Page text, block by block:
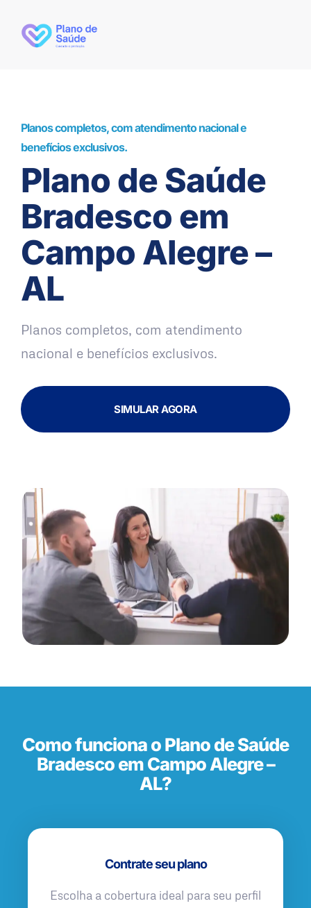
Planos completos, com atendimento nacional e
benefícios exclusivos.
Plano de Saúde
Bradesco em
Campo Alegre –
AL
Planos completos, com atendimento
nacional e benefícios exclusivos.
SIMULAR AGORA
Como funciona o Plano de Saúde
Bradesco em Campo Alegre –
AL?
Contrate seu plano
Escolha a cobertura ideal para seu perfil